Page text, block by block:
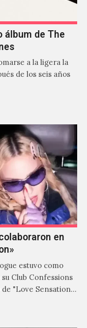
álbum de The
a la ligera la
de los seis años
en
estuvo como
Club Confessions
"Love Sensation",